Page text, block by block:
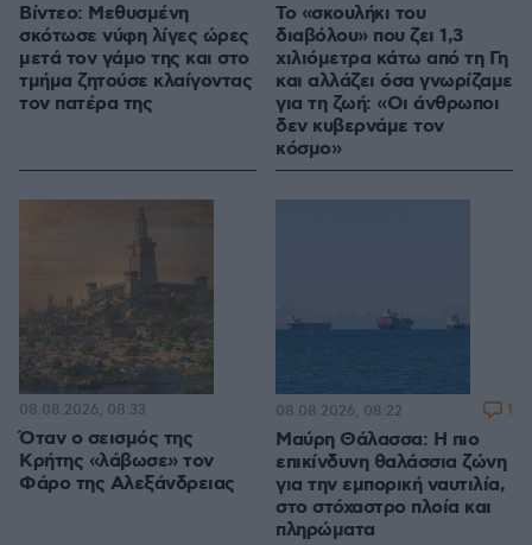
Βίντεο: Μεθυσμένη
σκότωσε νύφη λίγες ώρες
μετά τον γάμο της και στο
τμήμα ζητούσε κλαίγοντας
τον πατέρα της
Το «σκουλήκι του
διαβόλου» που ζει 1,3
χιλιόμετρα κάτω από τη Γη
και αλλάζει όσα γνωρίζαμε
για τη ζωή: «Οι άνθρωποι
δεν κυβερνάμε τον
κόσμο»
Όταν ο σεισμός της
Κρήτης «λάβωσε» τον
Φάρο της Αλεξάνδρειας
08.08.2026, 08:33
Μαύρη Θάλασσα: Η πιο
επικίνδυνη θαλάσσια ζώνη
για την εμπορική ναυτιλία,
στο στόχαστρο πλοία και
πληρώματα
08.08.2026, 08:22 1